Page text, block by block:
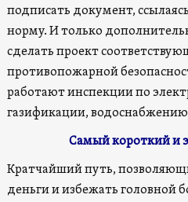
подписать документ,
норму. И только
сделать проект
противопожарной
работают инспекции по
газификации,
Самый короткий и
Кратчайший путь,
деньги и избежать головной